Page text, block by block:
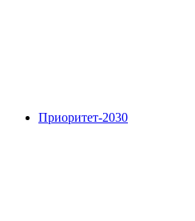
Приоритет-2030